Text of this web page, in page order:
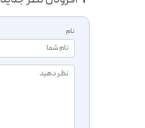
نام